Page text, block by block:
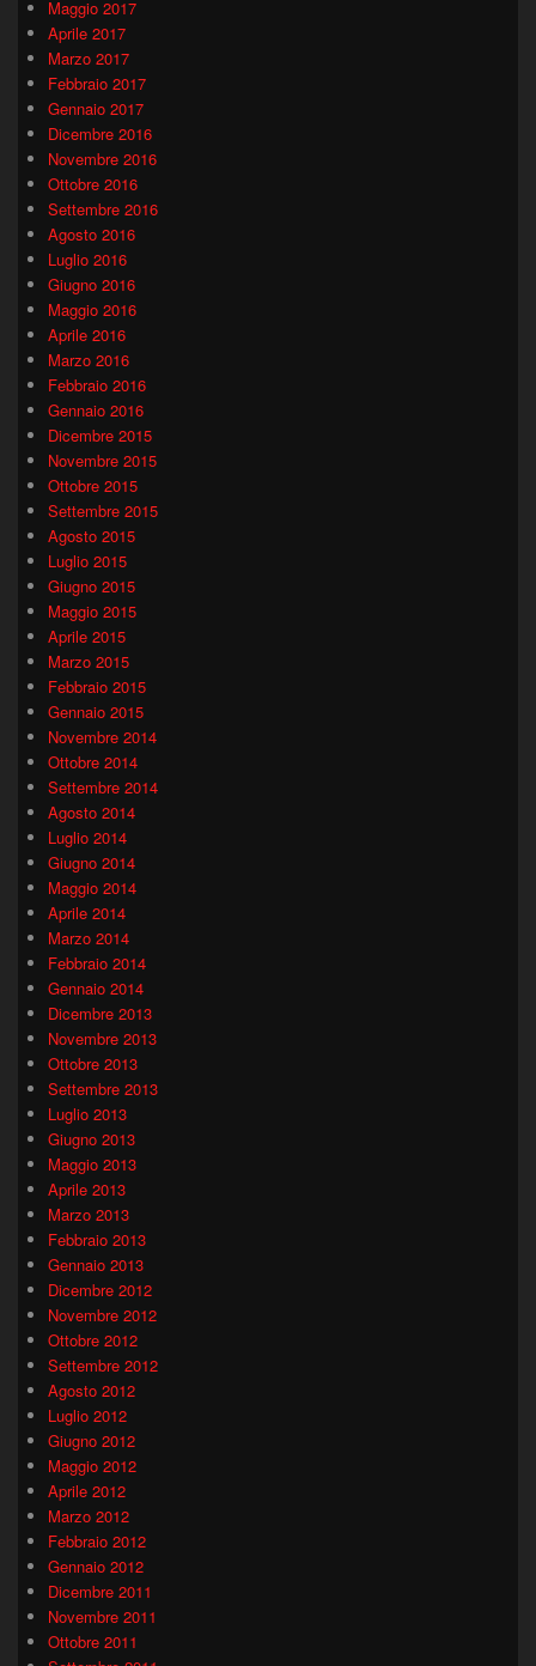
Maggio 2017
Aprile 2017
Marzo 2017
Febbraio 2017
Gennaio 2017
Dicembre 2016
Novembre 2016
Ottobre 2016
Settembre 2016
Agosto 2016
Luglio 2016
Giugno 2016
Maggio 2016
Aprile 2016
Marzo 2016
Febbraio 2016
Gennaio 2016
Dicembre 2015
Novembre 2015
Ottobre 2015
Settembre 2015
Agosto 2015
Luglio 2015
Giugno 2015
Maggio 2015
Aprile 2015
Marzo 2015
Febbraio 2015
Gennaio 2015
Novembre 2014
Ottobre 2014
Settembre 2014
Agosto 2014
Luglio 2014
Giugno 2014
Maggio 2014
Aprile 2014
Marzo 2014
Febbraio 2014
Gennaio 2014
Dicembre 2013
Novembre 2013
Ottobre 2013
Settembre 2013
Luglio 2013
Giugno 2013
Maggio 2013
Aprile 2013
Marzo 2013
Febbraio 2013
Gennaio 2013
Dicembre 2012
Novembre 2012
Ottobre 2012
Settembre 2012
Agosto 2012
Luglio 2012
Giugno 2012
Maggio 2012
Aprile 2012
Marzo 2012
Febbraio 2012
Gennaio 2012
Dicembre 2011
Novembre 2011
Ottobre 2011